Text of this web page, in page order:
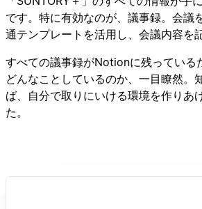
です。特に有効なのが、議事録。会議
通テンプレートを活用し、会議内容を
すべての議事録がNotionに残っている
どんなことしているのか、一目瞭然。
ば、自分で取りにいける環境を作りあ
た。